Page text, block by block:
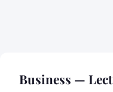
Business —